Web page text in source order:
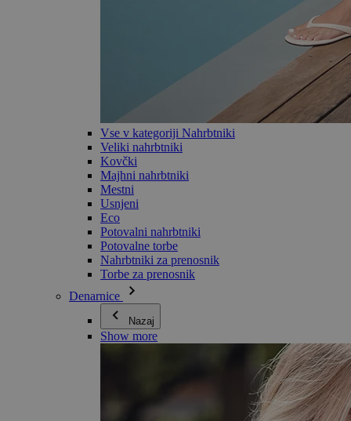
Vse v kategoriji Nahrbtniki
Veliki nahrbtniki
Kovčki
Majhni nahrbtniki
Mestni
Usnjeni
Eco
Potovalni nahrbtniki
Potovalne torbe
Nahrbtniki za prenosnik
Torbe za prenosnik
Denarnice
Nazaj
Show more